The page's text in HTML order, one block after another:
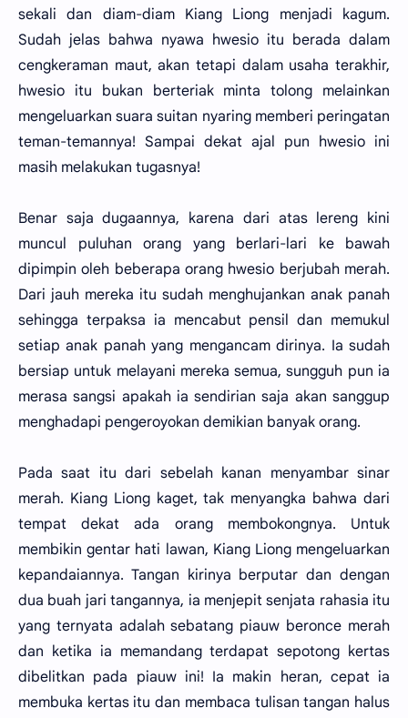
sekali dan diam-diam Kiang Liong menjadi kagum.
Sudah jelas bahwa nyawa hwesio itu berada dalam
cengkeraman maut, akan tetapi dalam usaha terakhir,
hwesio itu bukan berteriak minta tolong melainkan
mengeluarkan suara suitan nyaring memberi peringatan
teman-temannya! Sampai dekat ajal pun hwesio ini
masih melakukan tugasnya!
Benar saja dugaannya, karena dari atas lereng kini
muncul puluhan orang yang berlari-lari ke bawah
dipimpin oleh beberapa orang hwesio berjubah merah.
Dari jauh mereka itu sudah menghujankan anak panah
sehingga terpaksa ia mencabut pensil dan memukul
setiap anak panah yang mengancam dirinya. Ia sudah
bersiap untuk melayani mereka semua, sungguh pun ia
merasa sangsi apakah ia sendirian saja akan sanggup
menghadapi pengeroyokan demikian banyak orang.
Pada saat itu dari sebelah kanan menyambar sinar
merah. Kiang Liong kaget, tak menyangka bahwa dari
tempat dekat ada orang membokongnya. Untuk
membikin gentar hati lawan, Kiang Liong mengeluarkan
kepandaiannya. Tangan kirinya berputar dan dengan
dua buah jari tangannya, ia menjepit senjata rahasia itu
yang ternyata adalah sebatang piauw beronce merah
dan ketika ia memandang terdapat sepotong kertas
dibelitkan pada piauw ini! Ia makin heran, cepat ia
membuka kertas itu dan membaca tulisan tangan halus